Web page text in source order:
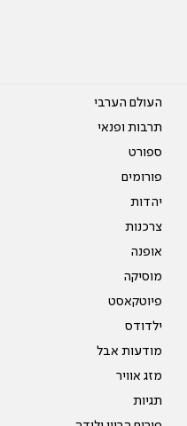
העולם הערבי
תרבות ופנאי
ספורט
פורומים
יהדות
צרכנות
אופנה
מוסיקה
פיוטקאסט
ילדודס
מודעות אבל
מזג אוויר
תגיות